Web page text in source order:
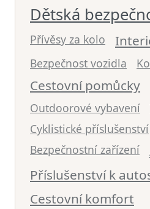
Dětská
Přívěsy za kolo
Bezpečnost vozidla
Cestovní pomůcky
Outdoorové vybavení
Cyklistické příslušenství
Bezpečnostní zařízení
Příslušenství k
Cestovní komfort